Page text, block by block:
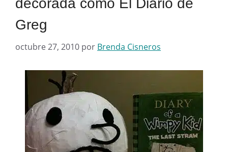
Greg
octubre 27, 2010 por Brenda Cisneros